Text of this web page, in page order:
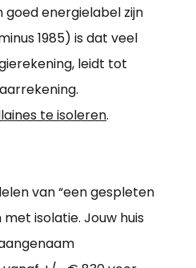
energielabel zijn
1985) is dat veel
leidt tot
te isoleren.
van “een gespleten
isolatie. Jouw huis